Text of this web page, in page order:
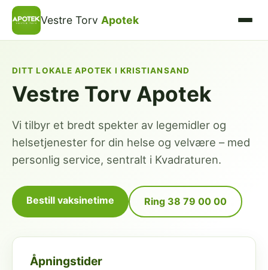
Vestre Torv Apotek
DITT LOKALE APOTEK I KRISTIANSAND
Vestre Torv Apotek
Vi tilbyr et bredt spekter av legemidler og
helsetjenester for din helse og velvære – med
personlig service, sentralt i Kvadraturen.
Bestill vaksinetime Ring 38 79 00 00
Åpningstider